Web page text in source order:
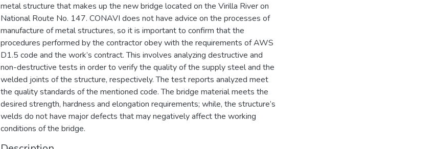
metal structure that makes up the new bridge located on the Virilla River on
National Route No. 147. CONAVI does not have advice on the processes of
manufacture of metal structures, so it is important to confirm that the
procedures performed by the contractor obey with the requirements of AWS
D1.5 code and the work’s contract. This involves analyzing destructive and
non-destructive tests in order to verify the quality of the supply steel and the
welded joints of the structure, respectively. The test reports analyzed meet
the quality standards of the mentioned code. The bridge material meets the
desired strength, hardness and elongation requirements; while, the structure’s
welds do not have major defects that may negatively affect the working
conditions of the bridge.